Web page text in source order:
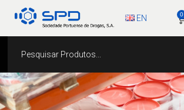
EN 0